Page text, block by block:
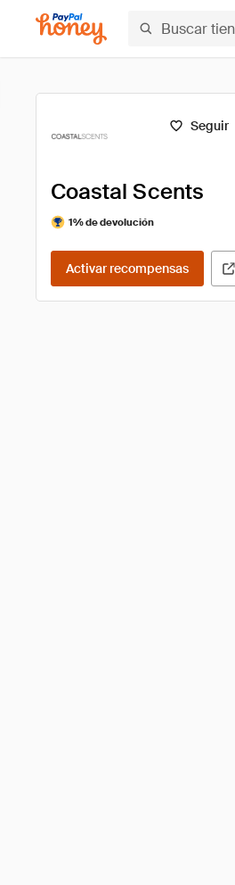
Seguir
Coastal Scents
1% de devolución
Activar recompensas